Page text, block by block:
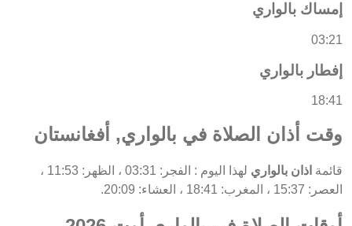
إمساك بالواري
03:21
إفطار بالواري
18:41
وقت أذان الصلاة في بالواري, أفغانستان
قائمة اذان بالواري
لهذا اليوم : الفجر: 03:31 ، الظهر: 11:53 ،
العصر: 15:37 ، المغرب: 18:41 ، العشاء: 20:09.